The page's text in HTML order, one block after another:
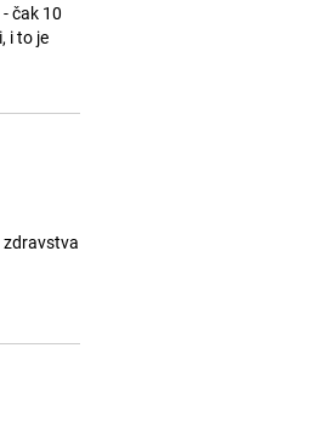
čak 10
i to je
zdravstva